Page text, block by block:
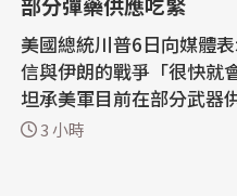
美國總統川普6日向媒體
信與伊朗的戰爭「很快就
坦承美軍目前在部分武器
臨壓力。 川普在白宮橢圓形辦公室談
3 小時